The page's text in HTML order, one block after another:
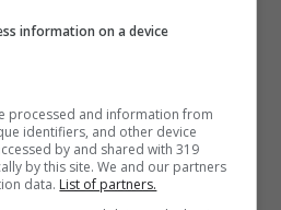
ha fatto bene, mentre ha
Moncalvo – l’ha
sconsiderato. Lo dimostra
che la Juventus ha
di realizzare nell’anno
information on a device
processed and information from
identifiers, and other device
by and shared with 319
by this site. We and our partners
data. List of partners.